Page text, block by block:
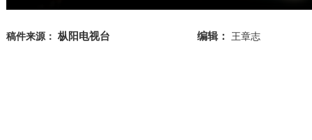
稿件来源： 枞阳电视台 编辑： 王章志